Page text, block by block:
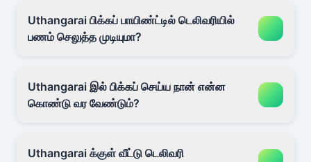
Uthangarai பிக்கப் பாயிண்ட்டில் டெலிவரியில்
பணம் செலுத்த முடியுமா?
Uthangarai இல் பிக்கப் செய்ய நான் என்ன
கொண்டு வர வேண்டும்?
Uthangarai க்குள் வீட்டு டெலிவரி